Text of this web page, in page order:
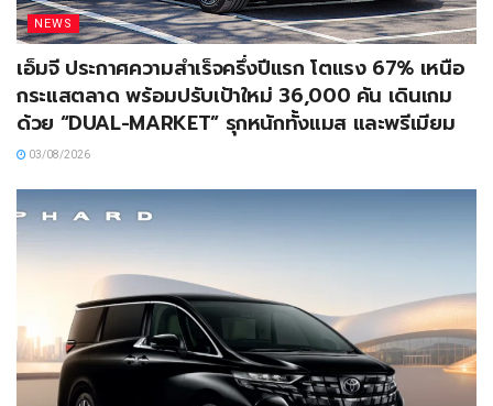
NEWS
เอ็มจี ประกาศความสำเร็จครึ่งปีแรก โตแรง 67% เหนือ
กระแสตลาด พร้อมปรับเป้าใหม่ 36,000 คัน เดินเกม
ด้วย “DUAL-MARKET” รุกหนักทั้งแมส และพรีเมียม
03/08/2026